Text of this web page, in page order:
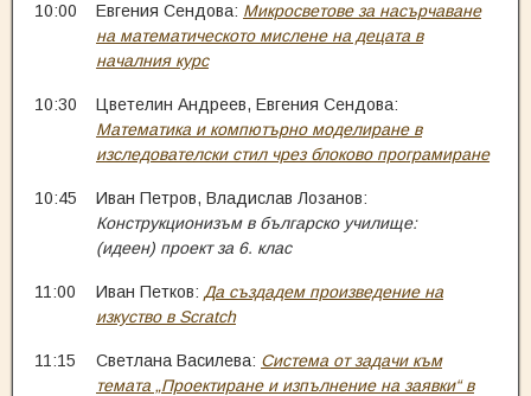
10:00 Евгения Сендова: Микросветове за насърчаване
на математическото мислене на децата в
началния курс
10:30
Цветелин Андреев, Евгения Сендова:
Математика и компютърно моделиране в
изследователски стил чрез блоково програмиране
10:45
Иван Петров, Владислав Лозанов:
Конструкционизъм в българско училище:
(идеен) проект за 6. клас
11:00 Иван Петков: Да създадем произведение на
изкуство в Scratch
11:15 Светлана Василева: Система от задачи към
темата „Проектиране и изпълнение на заявки“ в